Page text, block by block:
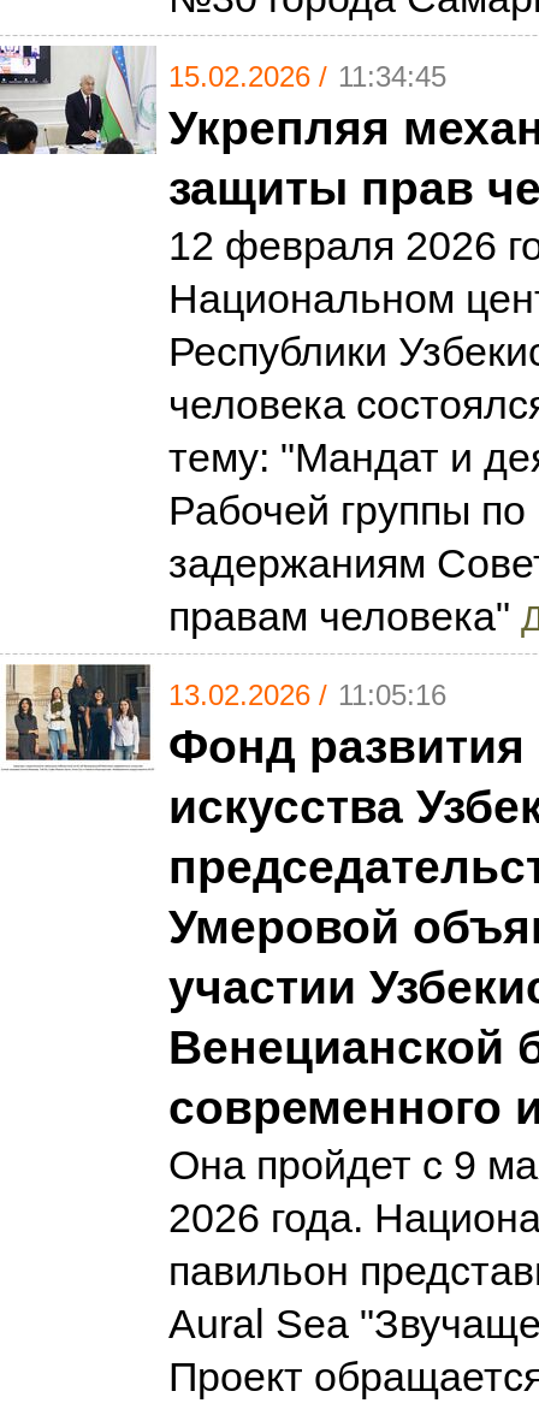
15.02.2026 / 11:34:45
Укрепляя
защиты прав
12 февраля 2026
Национальном
Республики
человека
тему: "Мандат и
Рабочей группы
задержаниям
правам человека"
13.02.2026 / 11:05:16
Фонд развития
искусства
Умеровой
участии
Венецианской
современного
Она пройдет с 9
2026 года.
павильон
Aural Sea
Проект